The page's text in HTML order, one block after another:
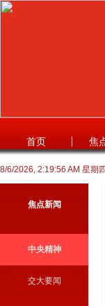
首页 焦
8/6/2026, 2:19:56 AM 星期四
焦点新闻
中央精神
交大要闻